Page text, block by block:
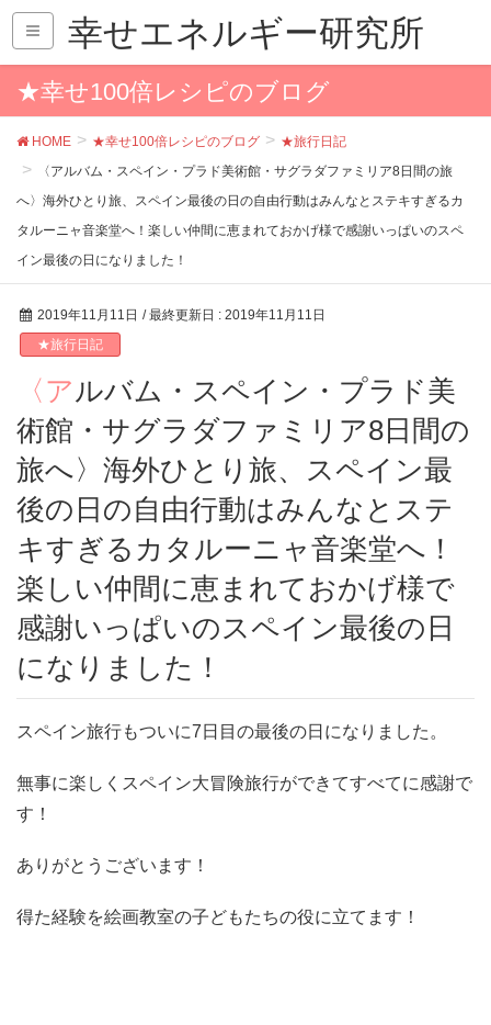
幸せエネルギー研究所
★幸せ100倍レシピのブログ
HOME ★幸せ100倍レシピのブログ
★旅行日記
〈アルバム・スペイン・プラド美術館・サグラダファミリア8日間の旅
へ〉海外ひとり旅、スペイン最後の日の自由行動はみんなとステキすぎるカ
タルーニャ音楽堂へ！楽しい仲間に恵まれておかげ様で感謝いっぱいのスペ
イン最後の日になりました！
2019年11月11日 / 最終更新日 : 2019年11月11日
★旅行日記
〈アルバム・スペイン・プラド美
術館・サグラダファミリア8日間の
旅へ〉海外ひとり旅、スペイン最
後の日の自由行動はみんなとステ
キすぎるカタルーニャ音楽堂へ！
楽しい仲間に恵まれておかげ様で
感謝いっぱいのスペイン最後の日
になりました！
スペイン旅行もついに7日目の最後の日になりました。
無事に楽しくスペイン大冒険旅行ができてすべてに感謝で
す！
ありがとうございます！
得た経験を絵画教室の子どもたちの役に立てます！